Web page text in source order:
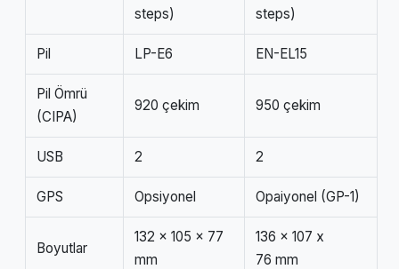
steps)
steps)
Pil LP-E6 EN-EL15
Pil Ömrü
(CIPA)
920 çekim 950 çekim
USB 2 2
GPS Opsiyonel Opaiyonel (GP-1)
Boyutlar
132 x 105 x 77
mm
136 x 107 x
76 mm